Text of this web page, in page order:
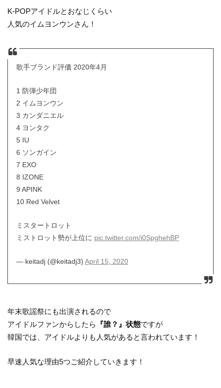
K-POPアイドルとおなじくらい
人気のイムヨンウンさん！
歌手ブランド評価 2020年4月
1 防弾少年団
2 イムヨンウン
3 カンダニエル
4 ヨンタク
5 IU
6 ソンガイン
7 EXO
8 IZONE
9 APINK
10 Red Velvet
ミスタートロット
ミストロット勢が上位に pic.twitter.com/i0SpghehBP
— keitadj (@keitadj3) April 15, 2020
年末歌謡祭にも出演されるので
アイドルファンからしたら
『誰？』状態ですが
韓国では、アイドルよりも人気があると言われています！
早速人気な理由5つご紹介していきます！